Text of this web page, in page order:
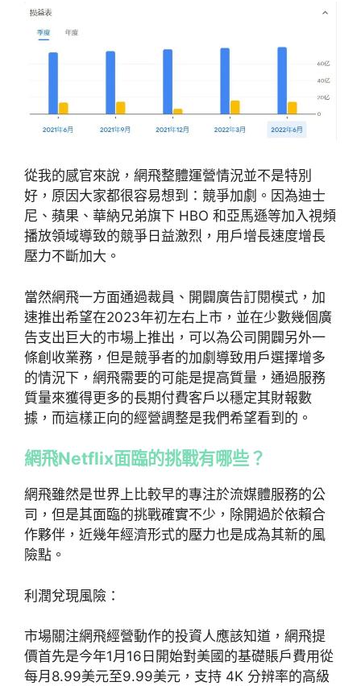
從我的感官來說，網飛整體運營情況並不是特別
好，原因大家都很容易想到：競爭加劇。因為迪士
尼、蘋果、華納兄弟旗下 HBO 和亞馬遜等加入視頻
播放領域導致的競爭日益激烈，用戶增長速度增長
壓力不斷加大。
當然網飛一方面通過裁員、開闢廣告訂閱模式，加
速推出希望在2023年初左右上市，並在少數幾個廣
告支出巨大的市場上推出，可以為公司開闢另外一
條創收業務，但是競爭者的加劇導致用戶選擇增多
的情況下，網飛需要的可能是提高質量，通過服務
質量來獲得更多的長期付費客戶以穩定其財報數
據，而這樣正向的經營調整是我們希望看到的。
網飛Netflix面臨的挑戰有哪些？
網飛雖然是世界上比較早的專注於流媒體服務的公
司，但是其面臨的挑戰確實不少，除開過於依賴合
作夥伴，近幾年經濟形式的壓力也是成為其新的風
險點。
利潤兌現風險：
市場關注網飛經營動作的投資人應該知道，網飛提
價首先是今年1月16日開始對美國的基礎賬戶費用從
每月8.99美元至9.99美元，支持 4K 分辨率的高級